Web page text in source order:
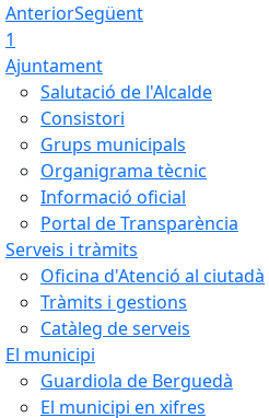
AnteriorSegüent
1
Ajuntament
Salutació de l'Alcalde
Consistori
Grups municipals
Organigrama tècnic
Informació oficial
Portal de Transparència
Serveis i tràmits
Oficina d'Atenció al ciutadà
Tràmits i gestions
Catàleg de serveis
El municipi
Guardiola de Berguedà
El municipi en xifres